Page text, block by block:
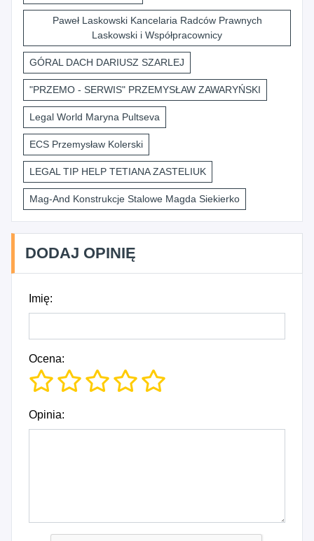
Paweł Laskowski Kancelaria Radców Prawnych
Laskowski i Współpracownicy
GÓRAL DACH DARIUSZ SZARLEJ
"PRZEMO - SERWIS" PRZEMYSŁAW ZAWARYŃSKI
Legal World Maryna Pultseva
ECS Przemysław Kolerski
LEGAL TIP HELP TETIANA ZASTELIUK
Mag-And Konstrukcje Stalowe Magda Siekierko
DODAJ OPINIĘ
Imię:
Ocena:
Opinia: